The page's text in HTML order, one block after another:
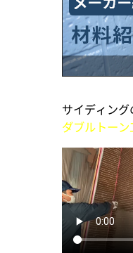
サイディング
ダブルトーン